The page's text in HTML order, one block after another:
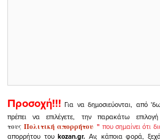
Προσοχή!!! Για να δημοσιεύονται, από
πρέπει να επιλέγετε, την παρακάτω επιλογή
τουςΠολιτική απορρήτου" που σημαίνει ότι
απορρήτου τουkozan.gr. Αν, κάποια φορά,